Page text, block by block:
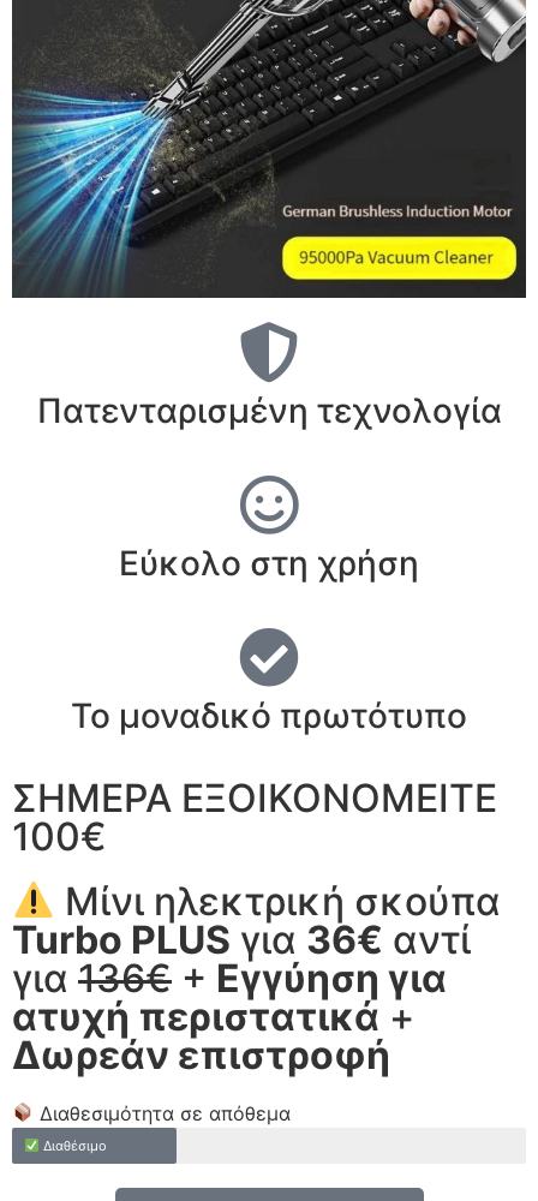
Πατενταρισμένη τεχνολογία
Εύκολο στη χρήση
Το μοναδικό πρωτότυπο
ΣΗΜΕΡΑ ΕΞΟΙΚΟΝΟΜΕΙΤΕ
100€
Μίνι ηλεκτρική σκούπα
Turbo PLUS για 36€ αντί
για 136€ + Εγγύηση για
ατυχή περιστατικά +
Δωρεάν επιστροφή
Διαθεσιμότητα σε απόθεμα
Διαθέσιμο